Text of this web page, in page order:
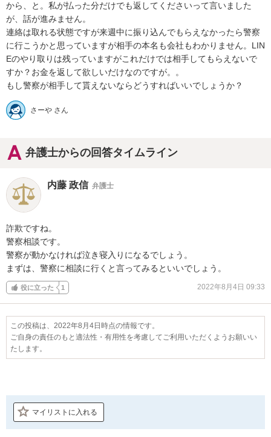
から、と。私が払った分だけでも返してくださいって言いました
が、話が進みません。
連絡は取れる状態ですが来週中に振り込んでもらえなかったら警察
に行こうかと思っていますが相手の本名も会社もわかりません。LIN
Eのやり取りは残っていますがこれだけでは相手してもらえないで
すか？お金を返して欲しいだけなのですが。。
もし警察が相手して貰えないならどうすればいいでしょうか？
さーや さん
弁護士からの回答タイムライン
内藤 政信 弁護士
詐欺ですね。
警察相談です。
警察が動かなければ泣き寝入りになるでしょう。
まずは、警察に相談に行くと言ってみるといいでしょう。
役に立った 1 2022年8月4日 09:33
この投稿は、2022年8月4日時点の情報です。
ご自身の責任のもと適法性・有用性を考慮してご利用いただくようお願いい
たします。
マイリストに入れる